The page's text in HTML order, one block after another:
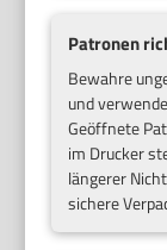
Patronen
Bewahre
und
Geöffnete
im Drucker
längerer
sichere